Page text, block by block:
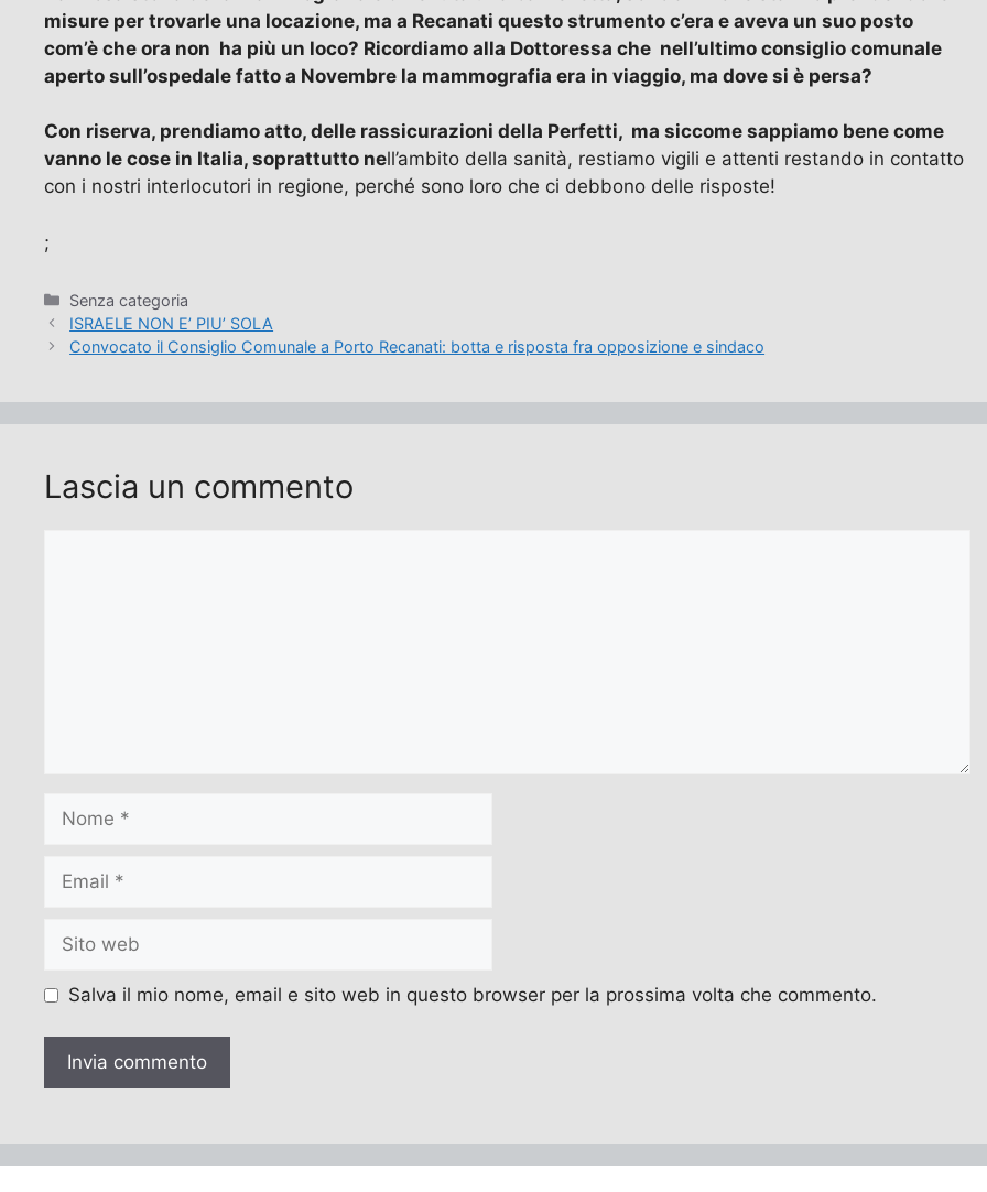
misure per trovarle una locazione, ma a Recanati questo strumento c’era e aveva un suo posto
com’è che ora non ha più un loco? Ricordiamo alla Dottoressa che nell’ultimo consiglio comunale
aperto sull’ospedale fatto a Novembre la mammografia era in viaggio, ma dove si è persa?
Con riserva, prendiamo atto, delle rassicurazioni della Perfetti, ma siccome sappiamo bene come
vanno le cose in Italia, soprattutto nell’ambito della sanità, restiamo vigili e attenti restando in contatto
con i nostri interlocutori in regione, perché sono loro che ci debbono delle risposte!
;
Categorie
Senza categoria
ISRAELE NON E’ PIU’ SOLA
Convocato il Consiglio Comunale a Porto Recanati: botta e risposta fra opposizione e sindaco
Lascia un commento
web
Salva il mio nome, email e sito web in questo browser per la prossima volta che commento.